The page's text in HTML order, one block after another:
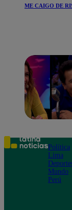
ME CAIGO DE
Política
Lima
Mundo
Perú